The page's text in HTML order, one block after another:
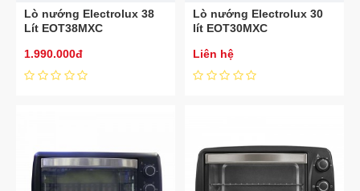
Lò nướng Electrolux 38
Lít EOT38MXC
1.990.000đ
Lò nướng Electrolux 30
lít EOT30MXC
Liên hệ